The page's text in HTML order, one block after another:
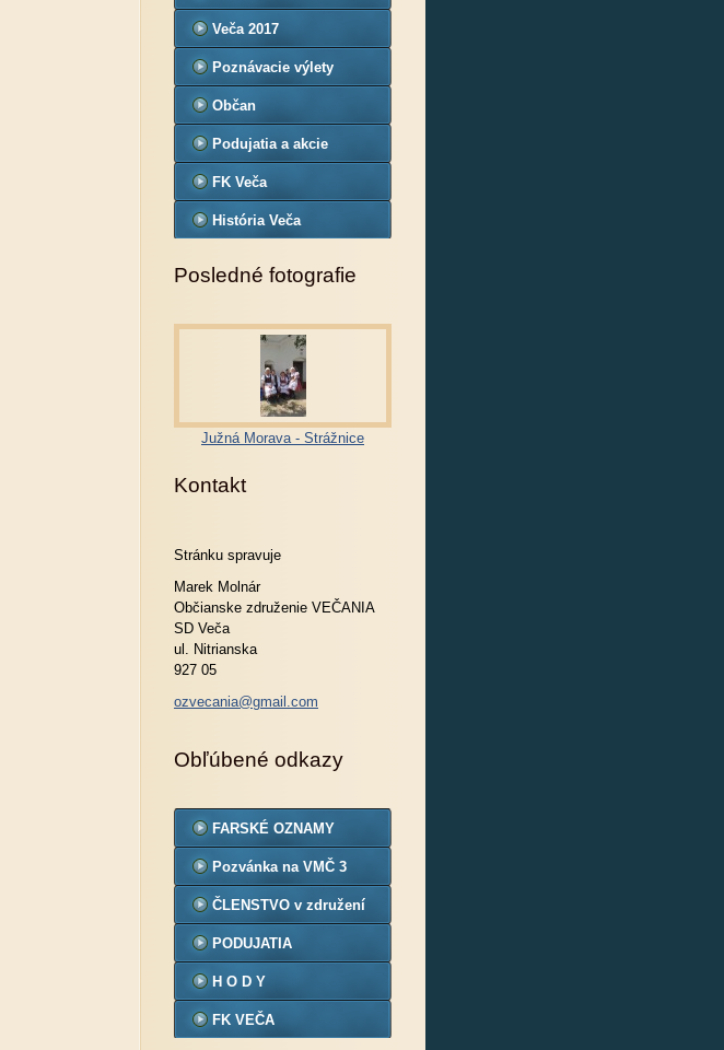
Veča 2017
Poznávacie výlety
Občan
Podujatia a akcie
FK Veča
História Veča
Posledné fotografie
Južná Morava - Strážnice
Kontakt
Stránku spravuje
Marek Molnár
Občianske združenie VEČANIA
SD Veča
ul. Nitrianska
927 05
ozvecania@gmail.com
Obľúbené odkazy
FARSKÉ OZNAMY
Pozvánka na VMČ 3
ČLENSTVO v združení
PODUJATIA
H O D Y
FK VEČA